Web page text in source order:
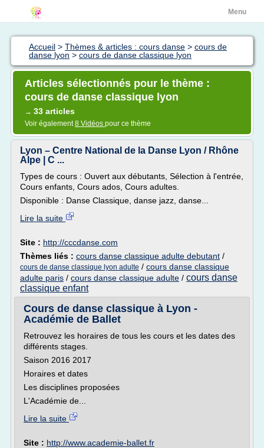
Menu
Accueil > Thèmes & articles : cours danse > cours de
danse lyon > cours de danse classique lyon
Articles sélectionnés pour le thème :
cours de danse classique lyon
→ 33 articles
Voir également8 Vidéos pour ce thème
Lyon – Centre National de la Danse Lyon / Rhône
Alpe | C ...
Types de cours : Ouvert aux débutants, Sélection à l'entrée,
Cours enfants, Cours ados, Cours adultes.
Disponible : Danse Classique, danse jazz, danse...
Lire la suite
Site : http://cccdanse.com
Thèmes liés : cours danse classique adulte debutant /
cours de danse classique lyon adulte / cours danse classique
adulte paris / cours danse classique adulte / cours danse
classique enfant
Cours de danse classique à Lyon -
Académie de Ballet
Retrouvez les horaires de tous les cours et les dates des
différents stages.
Saison 2016 2017
Horaires et dates
Les disciplines proposées
L'Académie de...
Lire la suite
Site : http://www.academie-ballet.fr